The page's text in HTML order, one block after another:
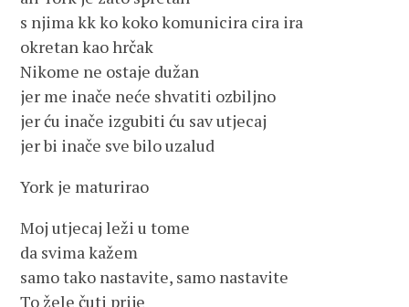
s njima kk ko koko komunicira cira ira
okretan kao hrčak
Nikome ne ostaje dužan
jer me inače neće shvatiti ozbiljno
jer ću inače izgubiti ću sav utjecaj
jer bi inače sve bilo uzalud
York je maturirao
Moj utjecaj leži u tome
da svima kažem
samo tako nastavite, samo nastavite
To žele čuti prije